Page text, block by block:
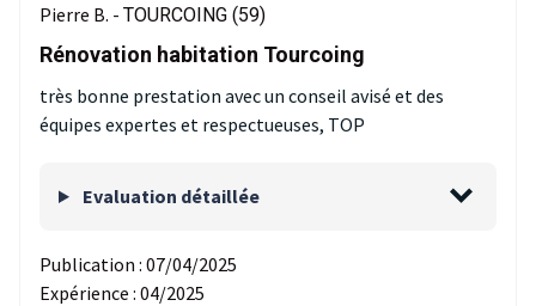
Pierre B. - TOURCOING (59)
Rénovation habitation Tourcoing
très bonne prestation avec un conseil avisé et des
équipes expertes et respectueuses, TOP
Evaluation détaillée
Publication : 07/04/2025
Expérience : 04/2025